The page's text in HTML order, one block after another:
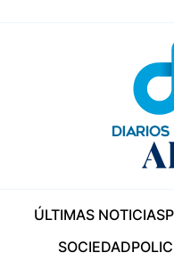
ÚLTIMAS NOTICIAS
SOCIEDAD